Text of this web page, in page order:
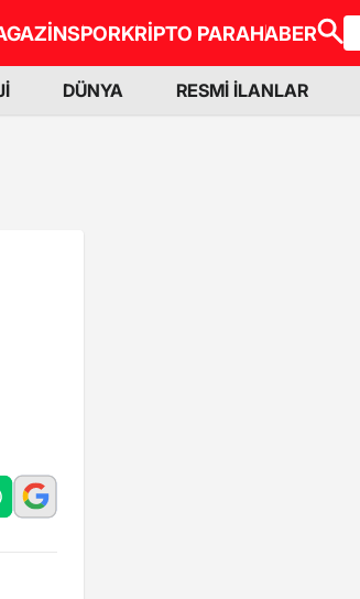
SPORKRİPTO PARAHABER
DÜNYA RESMİ İLANLAR